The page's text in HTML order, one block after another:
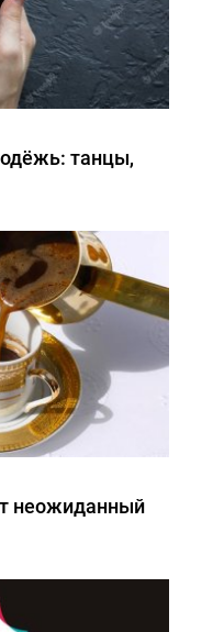
танцы,
неожиданный